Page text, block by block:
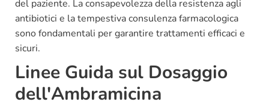
del paziente. La consapevolezza della resistenza agli
antibiotici e la tempestiva consulenza farmacologica
sono fondamentali per garantire trattamenti efficaci e
sicuri.
Linee Guida sul Dosaggio
dell'Ambramicina